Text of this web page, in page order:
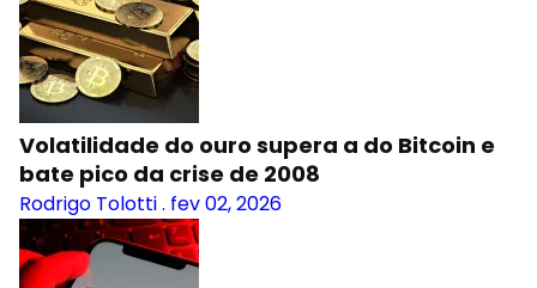
Volatilidade do ouro supera a do Bitcoin e
bate pico da crise de 2008
Rodrigo Tolotti. fev 02, 2026